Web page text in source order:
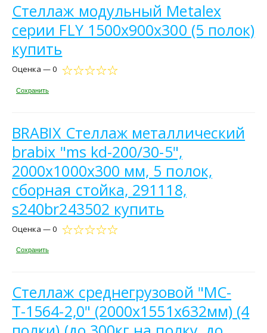
Стеллаж модульный Metalex
серии FLY 1500х900х300 (5 полок)
купить
Оценка — 0
Сохранить
BRABIX Стеллаж металлический
brabix "ms kd-200/30-5",
2000х1000х300 мм, 5 полок,
сборная стойка, 291118,
s240br243502 купить
Оценка — 0
Сохранить
Стеллаж среднегрузовой "МС-
Т-1564-2,0" (2000х1551х632мм) (4